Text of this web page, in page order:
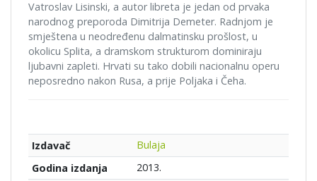
Vatroslav Lisinski, a autor libreta je jedan od prvaka
narodnog preporoda Dimitrija Demeter. Radnjom je
smještena u neodređenu dalmatinsku prošlost, u
okolicu Splita, a dramskom strukturom dominiraju
ljubavni zapleti. Hrvati su tako dobili nacionalnu operu
neposredno nakon Rusa, a prije Poljaka i Čeha.
Izdavač
Bulaja
Godina izdanja
2013.